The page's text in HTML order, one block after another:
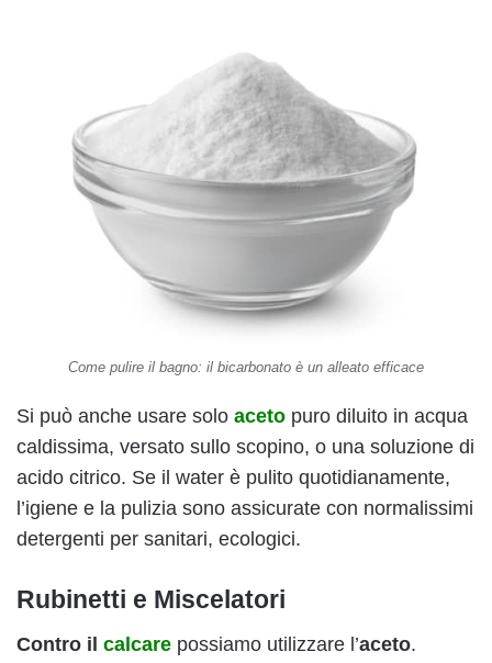
Come pulire il bagno: il bicarbonato è un alleato efficace
Si può anche usare solo aceto puro diluito in acqua
caldissima, versato sullo scopino, o una soluzione di
acido citrico. Se il water è pulito quotidianamente,
l’igiene e la pulizia sono assicurate con normalissimi
detergenti per sanitari, ecologici.
Rubinetti e Miscelatori
Contro il calcare possiamo utilizzare l’aceto.